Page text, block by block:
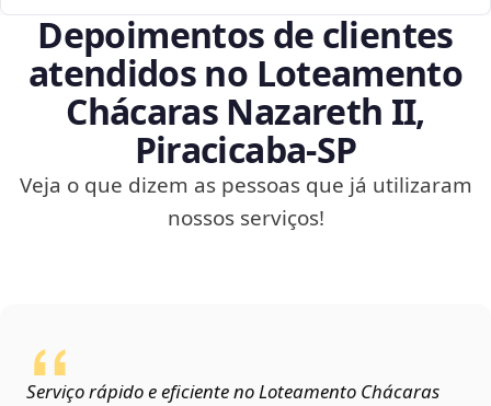
Depoimentos de clientes
atendidos no Loteamento
Chácaras Nazareth II,
Piracicaba‑SP
Veja o que dizem as pessoas que já utilizaram
nossos serviços!
Serviço rápido e eficiente no Loteamento Chácaras